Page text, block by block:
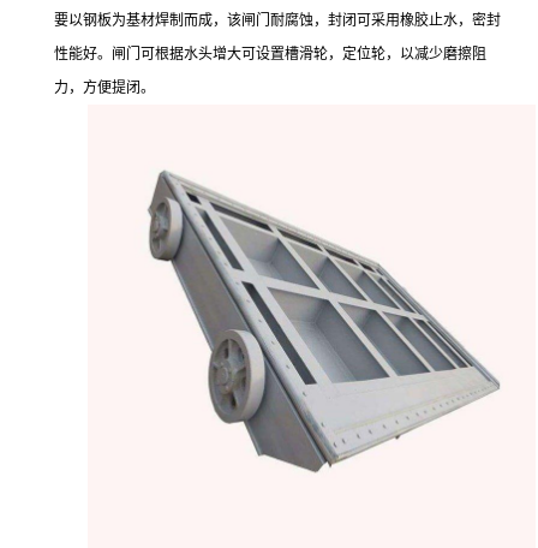
要以钢板为基材焊制而成，该闸门耐腐蚀，封闭可采用橡胶止水，密封
性能好。闸门可根据水头增大可设置槽滑轮，定位轮，以减少磨擦阻
力，方便提闭。